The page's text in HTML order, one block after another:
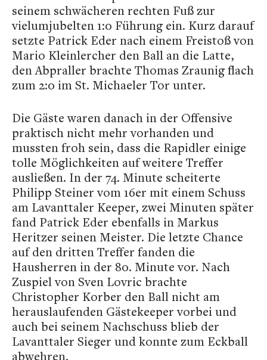
seinem schwächeren rechten Fuß zur
vielumjubelten 1:0 Führung ein. Kurz darauf
setzte Patrick Eder nach einem Freistoß von
Mario Kleinlercher den Ball an die Latte,
den Abpraller brachte Thomas Zraunig flach
zum 2:0 im St. Michaeler Tor unter.
Die Gäste waren danach in der Offensive
praktisch nicht mehr vorhanden und
mussten froh sein, dass die Rapidler einige
tolle Möglichkeiten auf weitere Treffer
ausließen. In der 74. Minute scheiterte
Philipp Steiner vom 16er mit einem Schuss
am Lavanttaler Keeper, zwei Minuten später
fand Patrick Eder ebenfalls in Markus
Heritzer seinen Meister. Die letzte Chance
auf den dritten Treffer fanden die
Hausherren in der 80. Minute vor. Nach
Zuspiel von Sven Lovric brachte
Christopher Korber den Ball nicht am
herauslaufenden Gästekeeper vorbei und
auch bei seinem Nachschuss blieb der
Lavanttaler Sieger und konnte zum Eckball
abwehren.